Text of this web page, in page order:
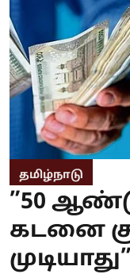
தமிழ்நாடு
”50
கடனை